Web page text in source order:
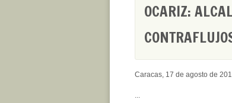
OCARIZ:
Caracas, 17 de agosto de
...